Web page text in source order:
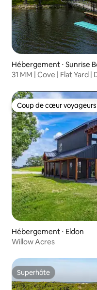
Hébergement ⋅ Sunrise
31 MM | Cove | Flat Yard |
Coup de cœur voyageurs
Coup de cœur voyageurs
Hébergement ⋅ Eldon
Willow Acres
Superhôte
Superhôte